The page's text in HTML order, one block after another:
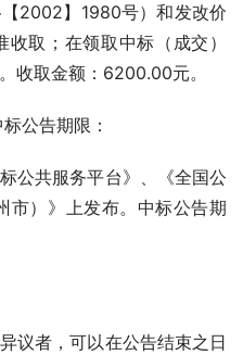
2002】1980号）和发改价
取；在领取中标（成交）
收取金额：6200.00元。
公告期限：
公共服务平台》、《全国公
市）》上发布。中标公告期
议者，可以在公告结束之日